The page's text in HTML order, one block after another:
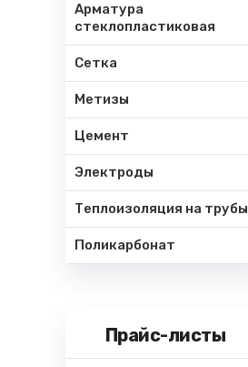
Арматура
стеклопластиковая
Сетка
Метизы
Цемент
Электроды
Теплоизоляция на трубы
Поликарбонат
Прайс-листы